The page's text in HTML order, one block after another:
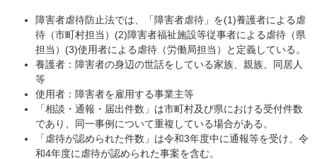
障害者虐待防止法では、「障害者虐待」を(1)養護者による虐
待（市町村担当）(2)障害者福祉施設等従事者による虐待（県
担当）(3)使用者による虐待（労働局担当）と定義している。
養護者：障害者の身辺の世話をしている家族、親族、同居人
等
使用者：障害者を雇用する事業主等
「相談・通報・届出件数」は市町村及び県における受付件数
であり、同一事例について重複している場合がある。
「虐待が認められた件数」は令和3年度中に通報等を受け、令
和4年度に虐待が認められた事案を含む。